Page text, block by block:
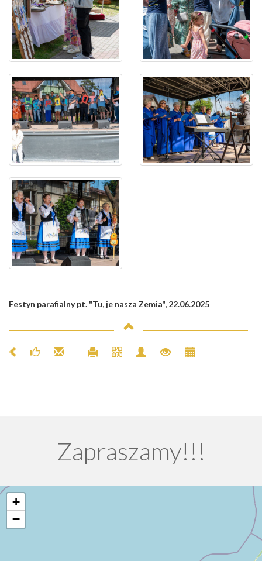
Festyn parafialny pt. "Tu, je nasza Zemia", 22.06.2025
Zapraszamy!!!
+
−